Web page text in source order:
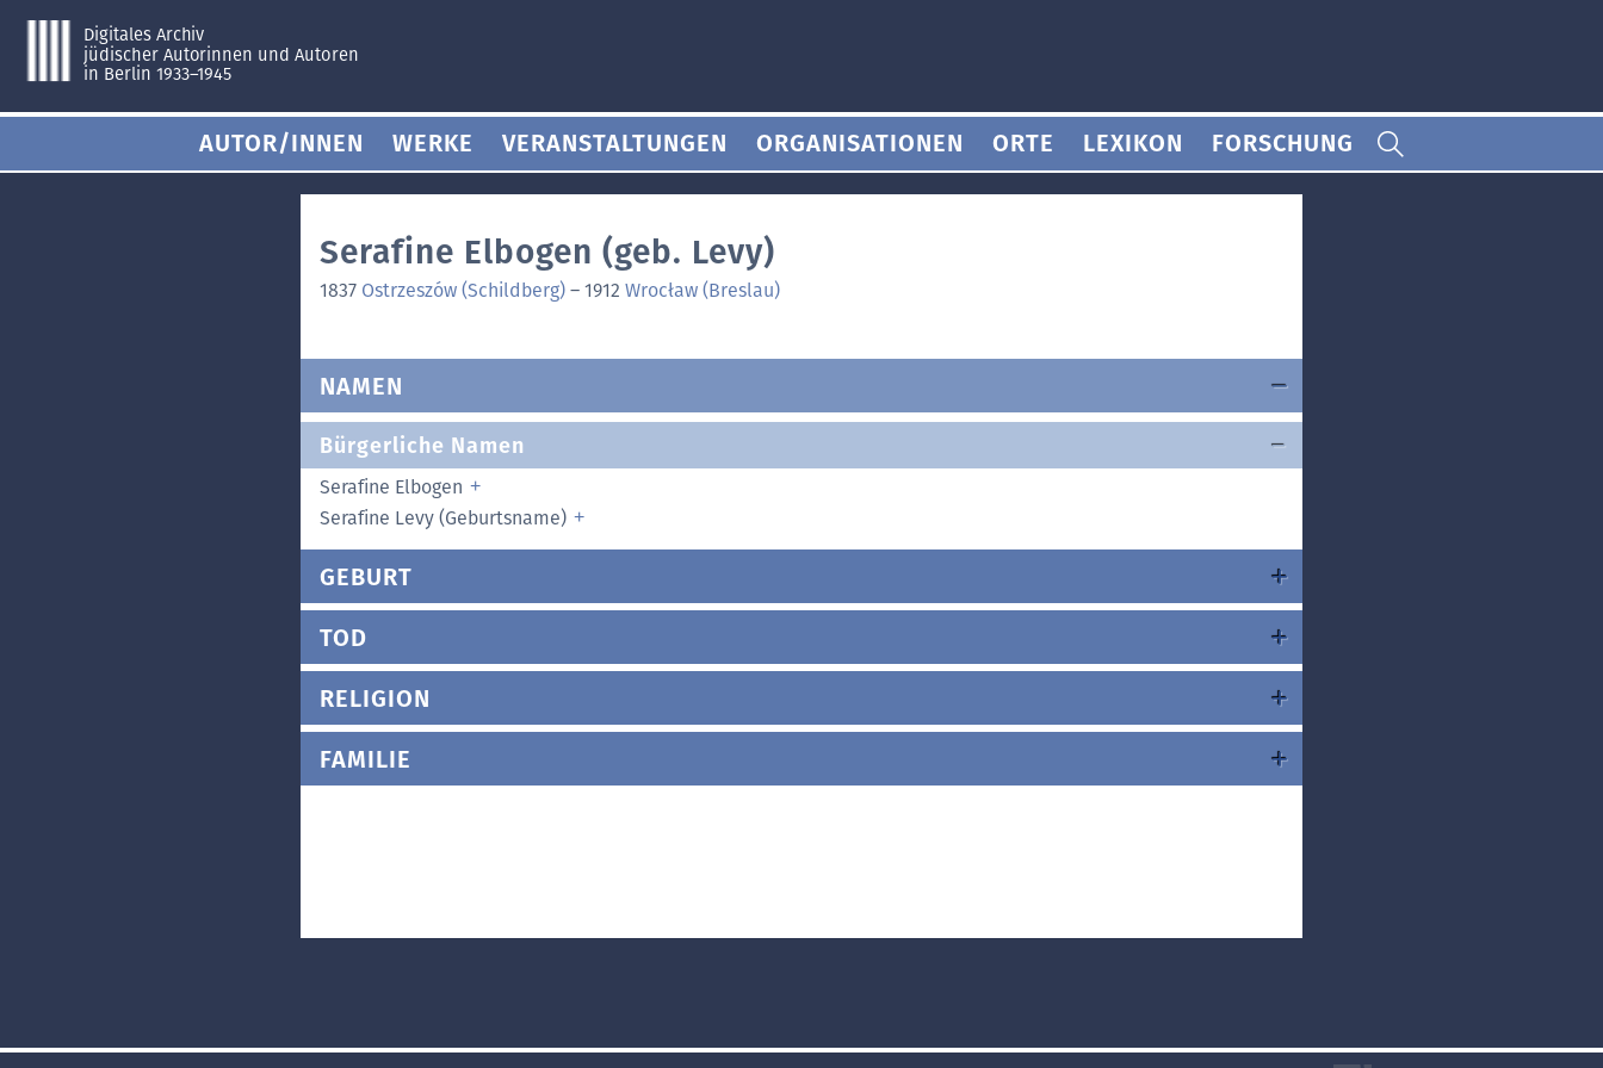
Digitales Archiv
jüdischer Autorinnen und Autoren
in Berlin 1933–1945
AUTOR/INNEN WERKE VERANSTALTUNGEN ORGANISATIONEN ORTE LEXIKON FORSCHUNG
Serafine Elbogen (geb. Levy)
1837 Ostrzeszów (Schildberg) – 1912 Wrocław (Breslau)
NAMEN
Bürgerliche Namen
Serafine Elbogen
Serafine Levy (Geburtsname)
GEBURT
TOD
RELIGION
FAMILIE